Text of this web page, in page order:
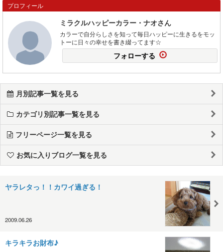
プロフィール
ミラクルハッピーカラー・ナオさん
カラーで自分らしさを知って毎日ハッピーに生きるをモッ
トーに日々の幸せを書き綴ってます☆
フォローする
月別記事一覧を見る
カテゴリ別記事一覧を見る
フリーページ一覧を見る
お気に入りブログ一覧を見る
ヤラレタっ！！カワイ過ぎる！
2009.06.26
キラキラお財布♪